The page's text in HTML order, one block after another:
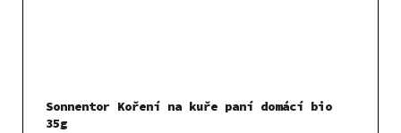
Sonnentor Koření na kuře paní domácí bio
35g